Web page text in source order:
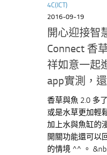
4C(ICT)
2016-09-19
開心迎接智
Connect 香
祥如意一起
app實測，
香草與魚 2.0 多
或是水草更加輕
加上水與魚缸的
開關功能還可以
的情境 ^^ 。